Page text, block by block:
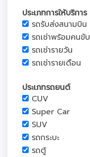
ประเภทการให้บริการ
รถรับส่งสนามบิน
รถเช่าพร้อมคนขับ
รถเช่ารายวัน
รถเช่ารายเดือน
ประเภทรถยนต์
CUV
Super Car
SUV
รถกระบะ
รถตู้